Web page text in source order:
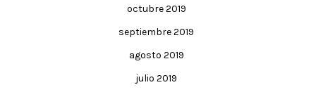
octubre 2019
septiembre 2019
agosto 2019
julio 2019